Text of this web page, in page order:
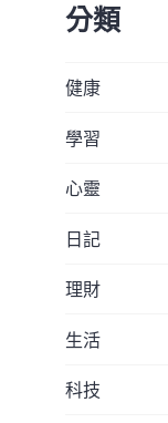
分類
健康
學習
心靈
日記
理財
生活
科技